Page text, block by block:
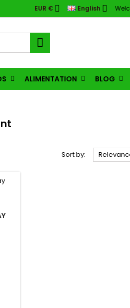
English 
EUR € 

ALIMENTATION BLOG
Sort by: